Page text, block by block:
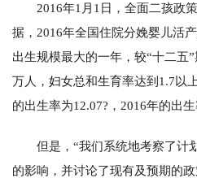
2016年1月1日，全面二孩政
据，2016年全国住院分娩婴儿活
出生规模最大的一年，较“十二五
万人，妇女总和生育率达到1.7以
的出生率为12.07?，2016年的出生
但是，“我们系统地考察了计
的影响，并讨论了现有及预期的